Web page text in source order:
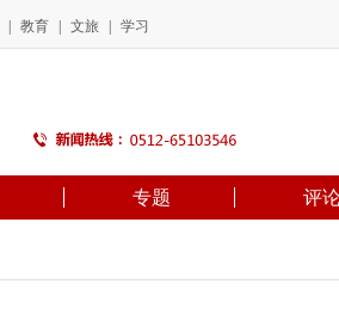
教育 文旅 学习
专题 评